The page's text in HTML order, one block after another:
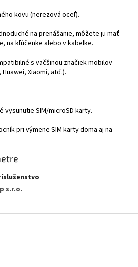
kovu (nerezová oceľ).
na prenášanie, môžete ju mať
na kľúčenke alebo v kabelke.
s väčšinou značiek mobilov
Xiaomi, atď.).
vysunutie SIM/microSD karty.
pri výmene SIM karty doma aj na
s.r.o.